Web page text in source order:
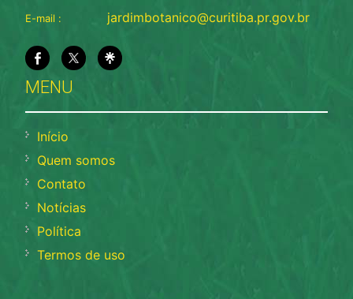
E-mail : jardimbotanico@curitiba.pr.gov.br
MENU
Início
Quem somos
Contato
Notícias
Política
Termos de uso